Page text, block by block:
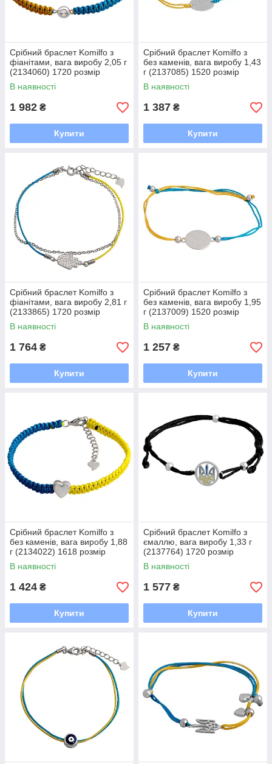
Срібний браслет Komilfo з
фіанітами, вага виробу 2,05 г
(2134060) 1720 розмір
В наявності
1 982 ₴
Купити
Срібний браслет Komilfo з
без каменів, вага виробу 1,43
г (2137085) 1520 розмір
В наявності
1 387 ₴
Купити
Срібний браслет Komilfo з
фіанітами, вага виробу 2,81 г
(2133865) 1720 розмір
В наявності
1 764 ₴
Купити
Срібний браслет Komilfo з
без каменів, вага виробу 1,95
г (2137009) 1520 розмір
В наявності
1 257 ₴
Купити
Срібний браслет Komilfo з
без каменів, вага виробу 1,88
г (2134022) 1618 розмір
В наявності
1 424 ₴
Купити
Срібний браслет Komilfo з
ємаллю, вага виробу 1,33 г
(2137764) 1720 розмір
В наявності
1 577 ₴
Купити